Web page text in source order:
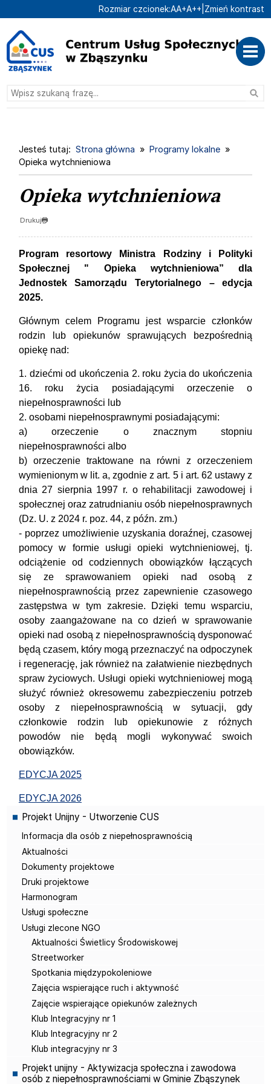
Przejdź do głównej treści Przejdź do wyszukiwarki
Rozmiar czcionek:Ustaw domyślną
AUstaw większą
A+Ustaw największą
A++ Zmień kontrast
Jesteś tutaj: Strona główna
Programy lokalne
Opieka wytchnieniowa
Opieka wytchnieniowa
Drukuj
Program resortowy Ministra Rodziny i Polityki
Społecznej " Opieka wytchnieniowa” dla
Jednostek Samorządu Terytorialnego – edycja
2025.
Głównym celem Programu jest wsparcie członków
rodzin lub opiekunów sprawujących bezpośrednią
opiekę nad:
1. dziećmi od ukończenia 2. roku życia do ukończenia
16. roku życia posiadającymi orzeczenie o
niepełnosprawności lub
2. osobami niepełnosprawnymi posiadającymi:
a) orzeczenie o znacznym stopniu
niepełnosprawności albo
b) orzeczenie traktowane na równi z orzeczeniem
wymienionym w lit. a, zgodnie z art. 5 i art. 62 ustawy z
dnia 27 sierpnia 1997 r. o rehabilitacji zawodowej i
społecznej oraz zatrudnianiu osób niepełnosprawnych
(Dz. U. z 2024 r. poz. 44, z późn. zm.)
- poprzez umożliwienie uzyskania doraźnej, czasowej
pomocy w formie usługi opieki wytchnieniowej, tj.
odciążenie od codziennych obowiązków łączących
się ze sprawowaniem opieki nad osobą z
niepełnosprawnością przez zapewnienie czasowego
zastępstwa w tym zakresie. Dzięki temu wsparciu,
osoby zaangażowane na co dzień w sprawowanie
opieki nad osobą z niepełnosprawnością dysponować
będą czasem, który mogą przeznaczyć na odpoczynek
i regenerację, jak również na załatwienie niezbędnych
spraw życiowych. Usługi opieki wytchnieniowej mogą
służyć również okresowemu zabezpieczeniu potrzeb
osoby z niepełnosprawnością w sytuacji, gdy
członkowie rodzin lub opiekunowie z różnych
powodów nie będą mogli wykonywać swoich
obowiązków.
EDYCJA 2025
EDYCJA 2026
Menu
Projekt Unijny - Utworzenie CUS
Informacja dla osób z niepełnosprawnością
Aktualności
Dokumenty projektowe
Druki projektowe
Harmonogram
Usługi społeczne
Usługi zlecone NGO
Aktualności Świetlicy Środowiskowej
Streetworker
Spotkania międzypokoleniowe
Zajęcia wspierające ruch i aktywność
Zajęcie wspierające opiekunów zależnych
Klub Integracyjny nr 1
Klub Integracyjny nr 2
Klub integracyjny nr 3
Projekt unijny - Aktywizacja społeczna i zawodowa
osób z niepełnosprawnościami w Gminie Zbąszynek